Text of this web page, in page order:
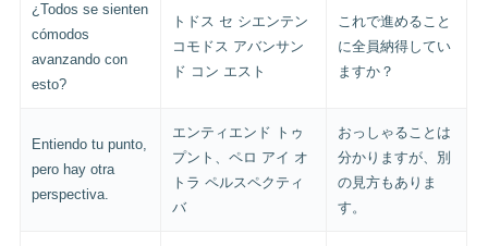
¿Todos se sienten
cómodos
avanzando con
esto?
トドス セ シエンテン
コモドス アバンサン
ド コン エスト
これで進めること
に全員納得してい
ますか？
Entiendo tu punto,
pero hay otra
perspectiva.
エンティエンド トゥ
プント、ペロ アイ オ
トラ ペルスペクティ
バ
おっしゃることは
分かりますが、別
の見方もありま
す。